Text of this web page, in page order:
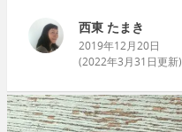
西東 たまき
2019年12月20日
(2022年3月31日更新)